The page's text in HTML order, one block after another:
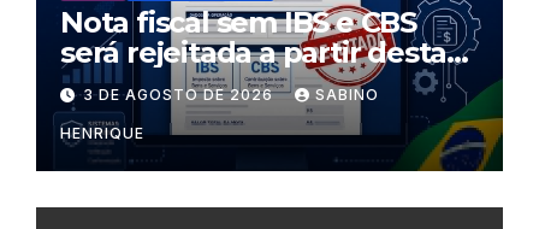
Nota fiscal sem IBS e CBS
será rejeitada a partir desta
segunda-feira
3 DE AGOSTO DE 2026 SABINO
HENRIQUE